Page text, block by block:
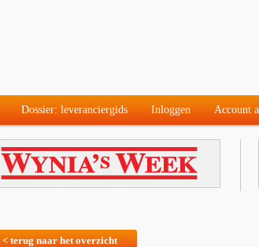
Dossier: leveranciergids Inloggen Account
< terug naar het overzicht